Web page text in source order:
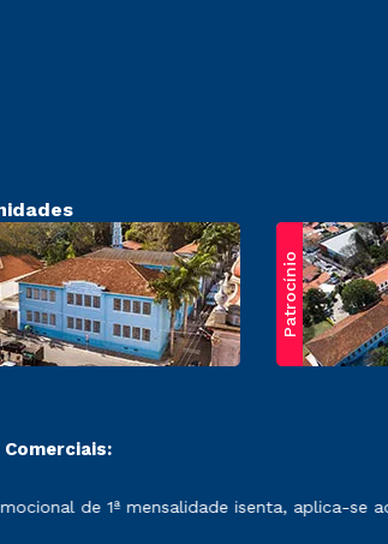
Patrocínio
de rematrícula conforme exposto no
de 1ª mensalidade isenta, aplica-se